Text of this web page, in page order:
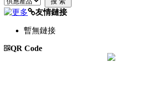
友情鏈接
暫無鏈接
QR Code